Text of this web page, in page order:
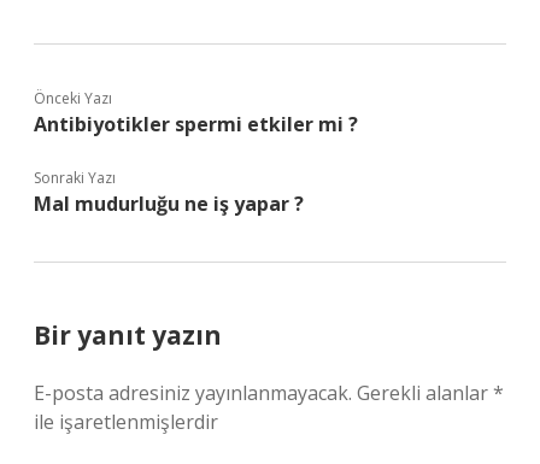
Önceki Yazı
Antibiyotikler spermi etkiler mi ?
Sonraki Yazı
Mal mudurluğu ne iş yapar ?
Bir yanıt yazın
E-posta adresiniz yayınlanmayacak. Gerekli alanlar*
ile işaretlenmişlerdir